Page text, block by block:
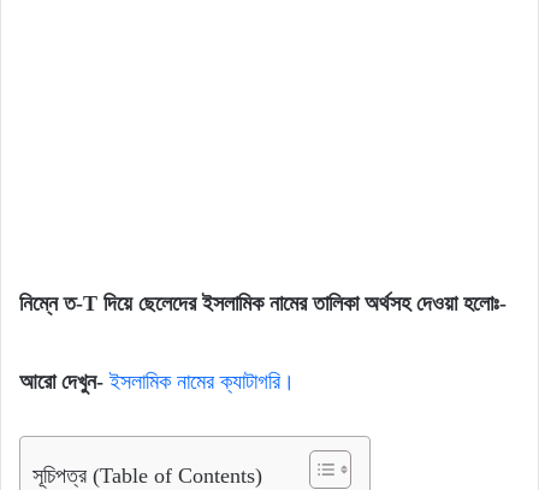
নিম্নে ত-T দিয়ে ছেলেদের ইসলামিক নামের তালিকা অর্থসহ দেওয়া হলোঃ-
আরো দেখুন- ইসলামিক নামের ক্যাটাগরি।
সূচিপত্র (Table of Contents)